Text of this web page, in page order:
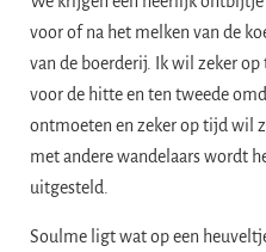
voor of na het melken van de
van de boerderij. Ik wil zeker
voor de hitte en ten tweede
ontmoeten en zeker op tijd wil
met andere wandelaars wordt
uitgesteld.
Soulme ligt wat op een